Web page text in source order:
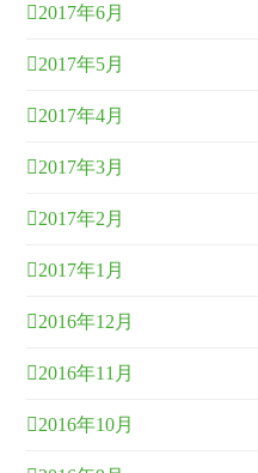
2017年6月
2017年5月
2017年4月
2017年3月
2017年2月
2017年1月
2016年12月
2016年11月
2016年10月